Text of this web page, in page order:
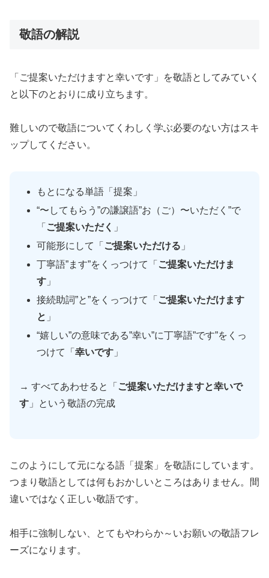
敬語の解説
「ご提案いただけますと幸いです」を敬語としてみていく
と以下のとおりに成り立ちます。
難しいので敬語についてくわしく学ぶ必要のない方はスキ
ップしてください。
もとになる単語「提案」
“〜してもらう”の謙譲語”お（ご）〜いただく”で
「 ご提案いただく
」
可能形にして「 ご提案いただける 」
丁寧語”ます”をくっつけて「 ご提案いただけま
す 」
接続助詞”と”をくっつけて「 ご提案いただけます
と 」
“嬉しい”の意味である”幸い”に丁寧語”です”をくっ
つけて「幸いです 」
→ すべてあわせると「 ご提案いただけますと幸いで
す 」という敬語の完成
このようにして元になる語「提案」を敬語にしています。
つまり敬語としては何もおかしいところはありません。間
違いではなく正しい敬語です。
相手に強制しない、とてもやわらか～いお願いの敬語フレ
ーズになります。